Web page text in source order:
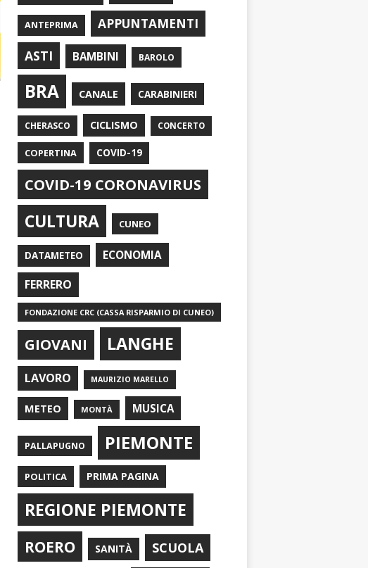
ANTEPRIMA
APPUNTAMENTI
ASTI
BAMBINI BAROLO
BRA CANALE CARABINIERI
CHERASCO CICLISMO CONCERTO
COPERTINA COVID-19
COVID-19 CORONAVIRUS
CULTURA CUNEO
DATAMETEO ECONOMIA
FERRERO
FONDAZIONE CRC (CASSA RISPARMIO DI CUNEO)
GIOVANI LANGHE
LAVORO MAURIZIO MARELLO
METEO MONTÀ MUSICA
PALLAPUGNO PIEMONTE
POLITICA PRIMA PAGINA
REGIONE PIEMONTE
ROERO SANITÀ SCUOLA